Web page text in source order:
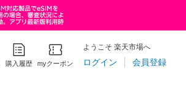
購入履歴 myクーポン
ようこそ 楽天市場へ
ログイン 会員登録